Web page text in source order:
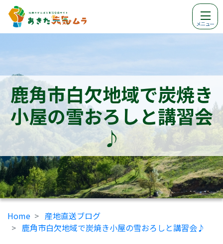
メニュー
鹿角市白欠地域で炭焼き
小屋の雪おろしと講習会
♪
Home
産地直送ブログ
鹿角市白欠地域で炭焼き小屋の雪おろしと講習会♪